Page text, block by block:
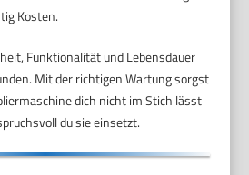
Kosten.
Funktionalität und Lebensdauer
Mit der richtigen Wartung sorgst
dich nicht im Stich lässt
du sie einsetzt.